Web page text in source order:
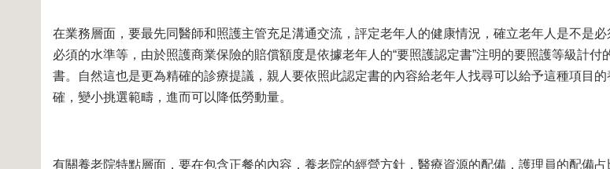
在業務層面，要最先同醫師和照護主管充足溝通交流，評定老年人的健康情況，確立老年人是不是必
必須的水準等，由於照護商業保險的賠償額度是依據老年人的“要照護認定書”注明的要照護等級計付
書。自然這也是更為精確的診療提議，親人要依照此認定書的內容給老年人找尋可以給予這種項目
確，變小挑選範疇，進而可以降低勞動量。
有關養老院特點層面，要在包含正餐的內容，養老院的經營方針，醫療資源的配備，護理員的配備